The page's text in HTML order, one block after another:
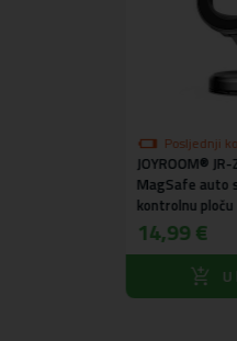
Posljednji
JOYROOM®
MagSafe auto
kontrolnu ploču
14,99 €